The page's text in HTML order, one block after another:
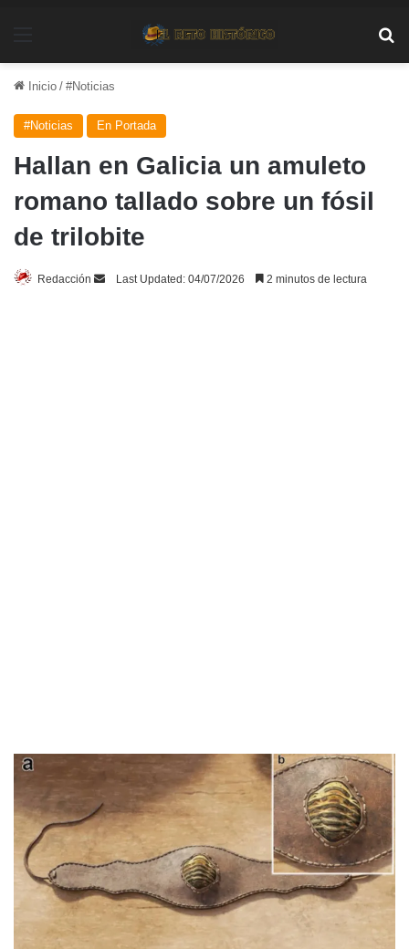
Inicio / #Noticias
#Noticias En Portada
Hallan en Galicia un amuleto
romano tallado sobre un fósil
de trilobite
Redacción
SendLast Updated: 04/07/2026 2 minutos de lectura